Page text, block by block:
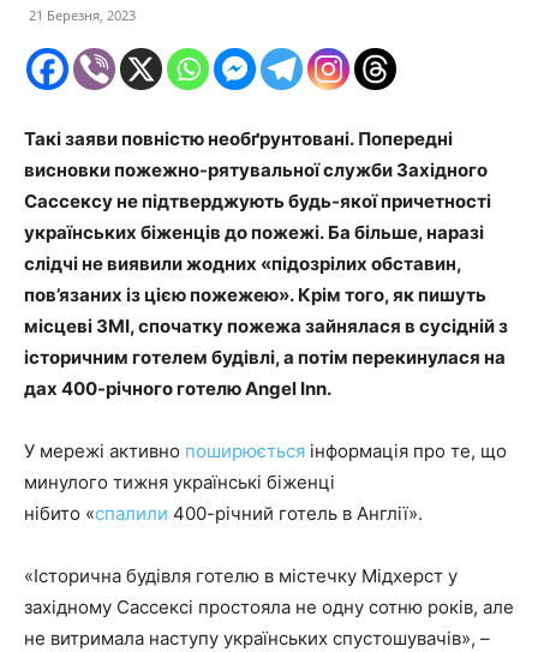
21 Березня, 2023
Такі заяви повністю необґрунтовані. Попередні
висновки пожежно-рятувальної служби Західного
Сассексу не підтверджують будь-якої причетності
українських біженців до пожежі. Ба більше, наразі
слідчі не виявили жодних «підозрілих обставин,
пов’язаних із цією пожежею». Крім того, як пишуть
місцеві ЗМІ, спочатку пожежа зайнялася в сусідній з
історичним готелем будівлі, а потім перекинулася на
дах 400-річного готелю Angel Inn.
У мережі активно поширюється інформація про те, що
минулого тижня українські біженці
нібито «спалили 400-річний готель в Англії».
«Історична будівля готелю в містечку Мідхерст у
західному Сассексі простояла не одну сотню років, але
не витримала наступу українських спустошувачів», –